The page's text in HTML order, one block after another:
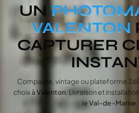
UN
VALENTON
CAPTURER
Compacte, vintage ou plateforme
choixà Valenton. Livraison et
leVal-de-Marne